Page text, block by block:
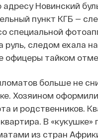
Новинский
пункт КГБ —
специальной
следом ехала
офицеры тайком
больше не
Хозяином оформили
и родственников.
В
из стран